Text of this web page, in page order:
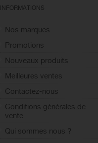
INFORMATIONS
Nos marques
Promotions
Nouveaux produits
Meilleures ventes
Contactez-nous
Conditions générales de
vente
Qui sommes nous ?